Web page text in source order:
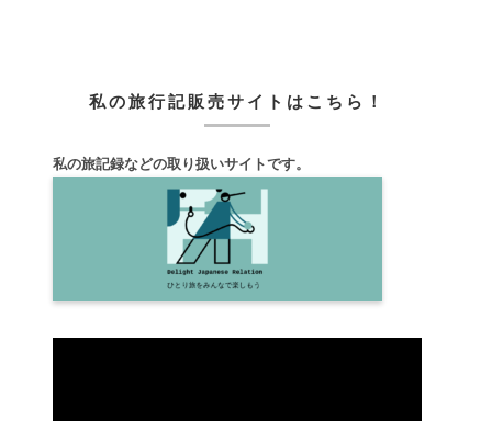
私の旅行記販売サイトはこちら！
私の旅記録などの取り扱いサイトです。